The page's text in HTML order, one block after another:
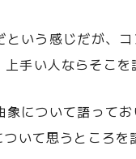
という感じだが、
手い人ならそこ
象について語って
いて思うところを